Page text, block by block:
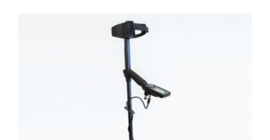
Metalldetektor Nokta Simplex Lite